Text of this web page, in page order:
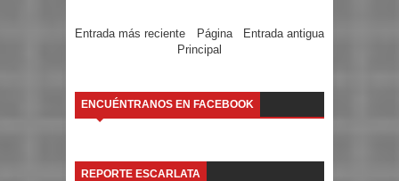
Entrada más reciente Entrada antigua
Página
Principal
ENCUÉNTRANOS EN FACEBOOK
REPORTE ESCARLATA